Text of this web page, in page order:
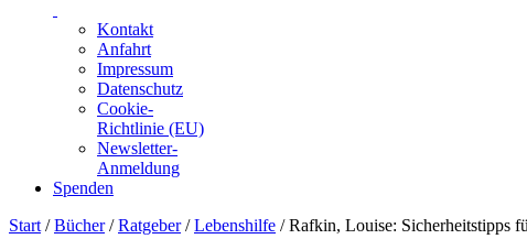
Kontakt
Anfahrt
Impressum
Datenschutz
Cookie-
Richtlinie (EU)
Newsletter-
Anmeldung
Spenden
Skip
Start /Bücher/Ratgeber/Lebenshilfe / Rafkin, Louise: Sicherheitstipps